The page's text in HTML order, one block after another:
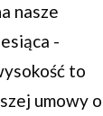
nasze
-
to
umowy o